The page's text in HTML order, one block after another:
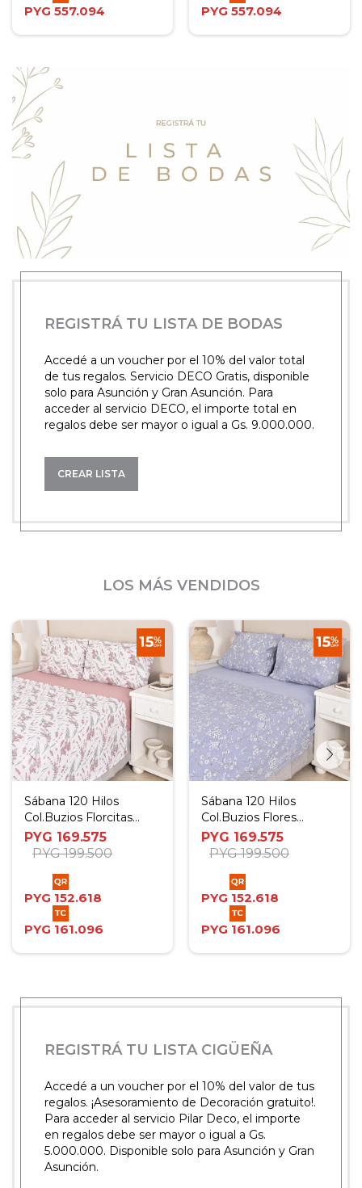
PYG 557.094 PYG 557.094
REGISTRÁ TU LISTA DE BODAS
Accedé a un voucher por el 10% del valor total
de tus regalos. Servicio DECO Gratis, disponible
solo para Asunción y Gran Asunción. Para
acceder al servicio DECO, el importe total en
regalos debe ser mayor o igual a Gs. 9.000.000.
CREAR LISTA
LOS MÁS VENDIDOS
Sábana 120 Hilos
Col.Buzios Florcitas
Rosa - Twin
PYG 169.575
PYG 199.500
PYG 152.618
PYG 161.096
Sábana 120 Hilos
Col.Buzios Flores
Celeste - Twin
PYG 169.575
PYG 199.500
PYG 152.618
PYG 161.096
REGISTRÁ TU LISTA CIGÜEÑA
Accedé a un voucher por el 10% del valor de tus
regalos. ¡Asesoramiento de Decoración gratuito!.
Para acceder al servicio Pilar Deco, el importe
en regalos debe ser mayor o igual a Gs.
5.000.000. Disponible solo para Asunción y Gran
Asunción.